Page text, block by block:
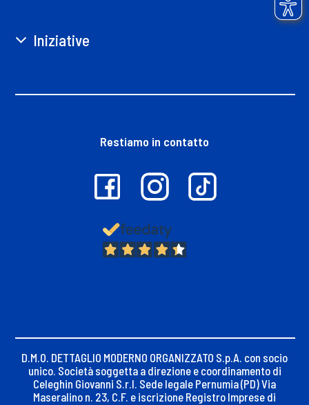
Iniziative
Restiamo in contatto
D.M.O. DETTAGLIO MODERNO ORGANIZZATO S.p.A. con socio
unico. Società soggetta a direzione e coordinamento di
Celeghin Giovanni S.r.l. Sede legale Pernumia (PD) Via
Maseralino n. 23, C.F. e iscrizione Registro Imprese di